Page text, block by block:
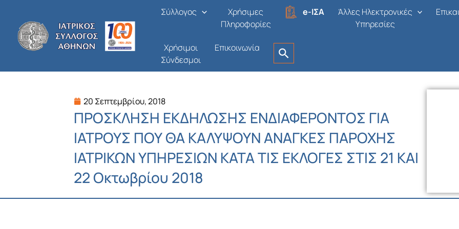
περιεχόμενο
Σύλλογος
Χρήσιμες
Πληροφορίες
e-ΙΣΑ
Άλλες Ηλεκτρονικές
Υπηρεσίες
Χρήσιμοι
Σύνδεσμοι
Επικοινωνία
20 Σεπτεμβρίου, 2018
ΠΡΟΣΚΛΗΣΗ ΕΚΔΗΛΩΣΗΣ ΕΝΔΙΑΦΕΡΟΝΤΟΣ ΓΙΑ
ΙΑΤΡΟΥΣ ΠΟΥ ΘΑ ΚΑΛΥΨΟΥΝ ΑΝΑΓΚΕΣ ΠΑΡΟΧΗΣ
ΙΑΤΡΙΚΩΝ ΥΠΗΡΕΣΙΩΝ ΚΑΤΑ ΤΙΣ ΕΚΛΟΓΕΣ ΣΤΙΣ 21 ΚΑΙ
22 Οκτωβρίου 2018